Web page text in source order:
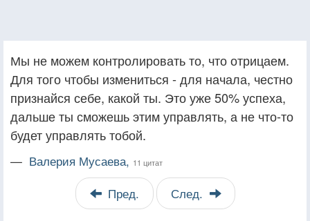
Мы не можем контролировать то, что отрицаем.
Для того чтобы измениться - для начала, честно
признайся себе, какой ты. Это уже 50% успеха,
дальше ты сможешь этим управлять, а не что-то
будет управлять тобой.
— Валерия Мусаева, 11 цитат
Пред. След.